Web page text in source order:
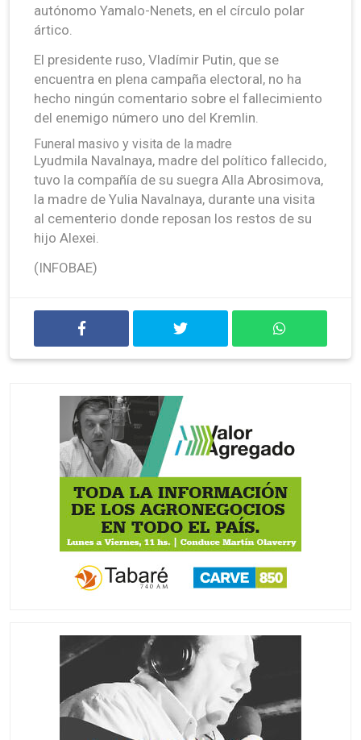
autónomo Yamalo-Nenets, en el círculo polar
ártico.
El presidente ruso, Vladímir Putin, que se
encuentra en plena campaña electoral, no ha
hecho ningún comentario sobre el fallecimiento
del enemigo número uno del Kremlin.
Funeral masivo y visita de la madre
Lyudmila Navalnaya, madre del político fallecido,
tuvo la compañía de su suegra Alla Abrosimova,
la madre de Yulia Navalnaya, durante una visita
al cementerio donde reposan los restos de su
hijo Alexei.
(INFOBAE)